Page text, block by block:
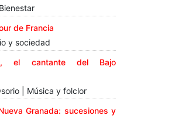
de Francia
y sociedad
el cantante del Bajo
| Música y folclor
Granada: sucesiones y